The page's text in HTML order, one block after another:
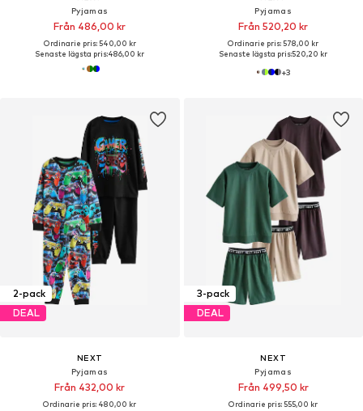
Pyjamas
Från 486,00 kr
Ordinarie pris: 540,00 kr
Senaste lägsta pris:486,00 kr
Pyjamas
Från 520,20 kr
Ordinarie pris: 578,00 kr
Senaste lägsta pris:520,20 kr
+3
2-pack
DEAL
NEXT
Pyjamas
Från 432,00 kr
Ordinarie pris: 480,00 kr
3-pack
DEAL
NEXT
Pyjamas
Från 499,50 kr
Ordinarie pris: 555,00 kr